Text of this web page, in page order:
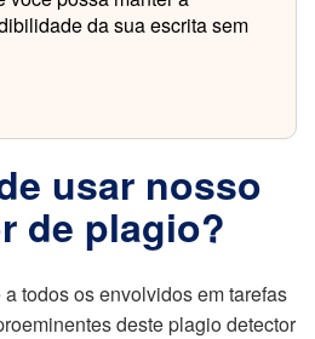
da sua escrita sem
usar nosso
de plagio?
todos os envolvidos em tarefas
deste plagio detector